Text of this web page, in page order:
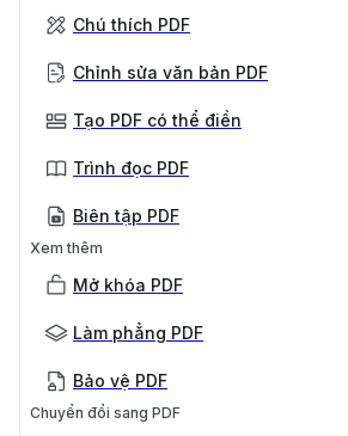
Chú thích PDF
Chỉnh sửa văn bản PDF
Tạo PDF có thể điền
Trình đọc PDF
Biên tập PDF
Xem thêm
Mở khóa PDF
Làm phẳng PDF
Bảo vệ PDF
Chuyển đổi sang PDF